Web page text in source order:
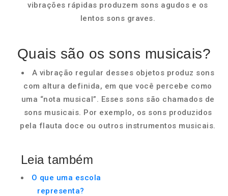
vibrações rápidas produzem sons agudos e os
lentos sons graves.
Quais são os sons musicais?
A vibração regular desses objetos produz sons
com altura definida, em que você percebe como
uma “nota musical”. Esses sons são chamados de
sons musicais. Por exemplo, os sons produzidos
pela flauta doce ou outros instrumentos musicais.
Leia também
O que uma escola
representa?